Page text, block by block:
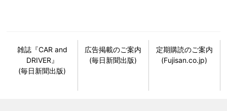
雑誌『CAR and
DRIVER』
(毎日新聞出版)
広告掲載のご案内
(毎日新聞出版)
定期購読のご案内
(Fujisan.co.jp)